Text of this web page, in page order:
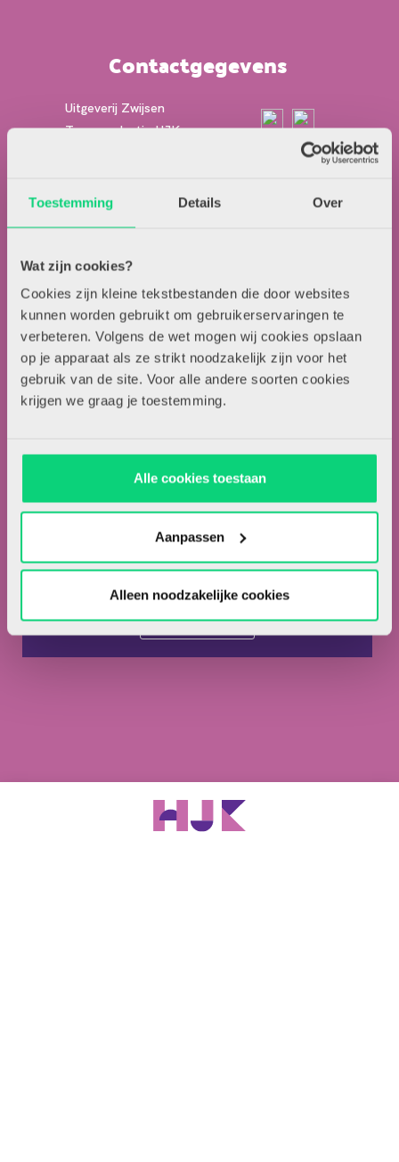
Toestemming Details Over
Wat zijn cookies?
Cookies zijn kleine tekstbestanden die door websites
kunnen worden gebruikt om gebruikerservaringen te
verbeteren. Volgens de wet mogen wij cookies opslaan
op je apparaat als ze strikt noodzakelijk zijn voor het
gebruik van de site. Voor alle andere soorten cookies
krijgen we graag je toestemming.
Alle cookies toestaan
Aanpassen
Alleen noodzakelijke cookies
Meld je hieronder aan voor de nieuwsbrief van HJK
Ik ga akkoord met de privacyvoorwaarden. *
Ik ben abonnee van HJK.
Over HJK
Artikel insturen
Adverteren in HJK
Contact
Contactgegevens
Uitgeverij Zwijsen
T.a.v. redactie HJK
013-5838800
contact@hjk-online.nl